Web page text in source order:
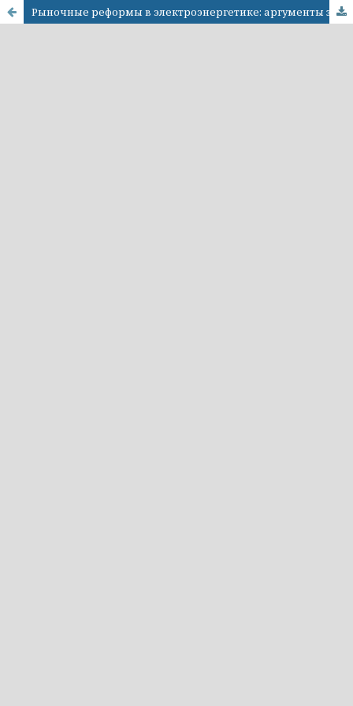
Рыночные реформы в электроэнергетике: аргументы за и против